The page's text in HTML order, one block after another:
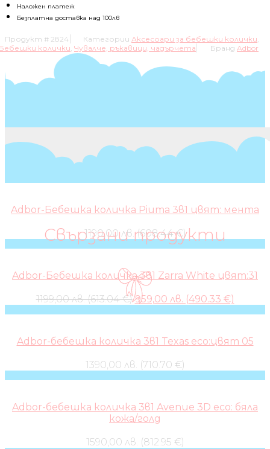
Наложен платеж
Безплатна доставка над 100лв
Продукт # 2824 Категории Аксесоари за бебешки колички,
колички, Чувалче, ръкавици, чадърчета Бранд Adbor
Свързани продукти
Adbor-Бебешка количка Piuma 3в1 цвят: мента
1190,00 лв. (608.44 €)
Adbor-Бебешка количка 3в1 Zarra White цвят:31
1199,00 лв. (613.04 €)Original
959,00 лв. (490.33 €)
Adbor-бебешка количка 3в1 Texas eco:цвят 05
1390,00 лв. (710.70 €)
Adbor-бебешка количка 3в1 Avenue 3D eco: бяла
кожа/голд
1590,00 лв. (812.95 €)